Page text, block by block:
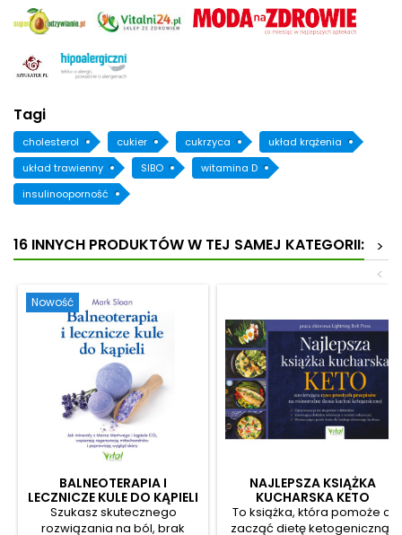
Tagi
cholesterol cukier cukrzyca
układ krążenia
układ trawienny
SIBO
witamina D
insulinooporność
16 INNYCH PRODUKTÓW W TEJ SAMEJ KATEGORII:
>
<
Nowość
BALNEOTERAPIA I
LECZNICZE KULE DO KĄPIELI
Szukasz skutecznego
rozwiązania na ból, brak
NAJLEPSZA KSIĄŻKA
KUCHARSKA KETO
To książka, która pomoże ci
zacząć dietę ketogeniczną i